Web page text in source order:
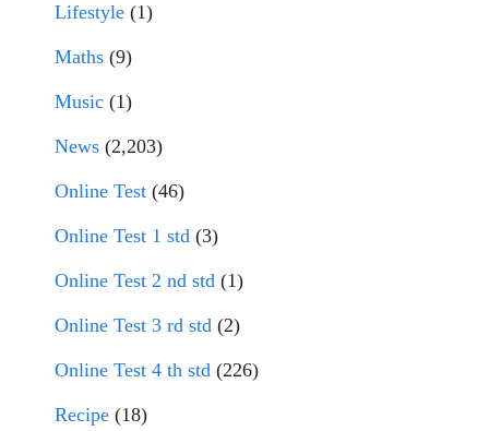
Lifestyle (1)
Maths (9)
Music (1)
News (2,203)
Online Test (46)
Online Test 1 std (3)
Online Test 2 nd std (1)
Online Test 3 rd std (2)
Online Test 4 th std (226)
Recipe (18)